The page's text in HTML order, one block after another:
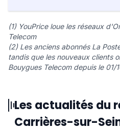
(1) YouPrice loue les réseaux
Telecom
(2) Les anciens abonnés La
tandis que les nouveaux clients
Bouygues Telecom depuis le 01/
Les actualités du
Carrières-sur-